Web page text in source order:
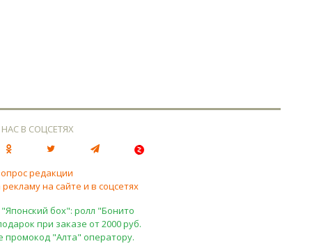
В СОЦСЕТЯХ
редакции
на сайте и в соцсетях
бох": ролл "Бонито
при заказе от 2000 руб.
промокод "Алта" оператору.